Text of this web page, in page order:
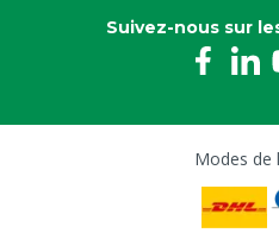
Suivez-nous sur
Modes de